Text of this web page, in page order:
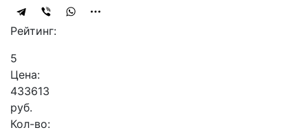
Рейтинг:
5
Цена:
433613
руб.
Кол-во: